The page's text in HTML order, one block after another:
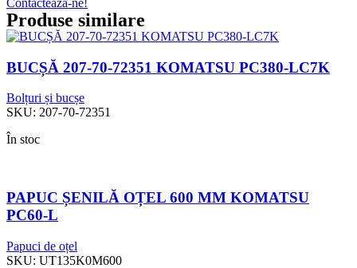
Produse similare
BUCȘĂ 207-70-72351 KOMATSU PC380-LC7K
Bolțuri și bucșe
SKU: 207-70-72351
În stoc
PAPUC ȘENILĂ OȚEL 600 MM KOMATSU
PC60-L
Papuci de oțel
SKU: UT135K0M600